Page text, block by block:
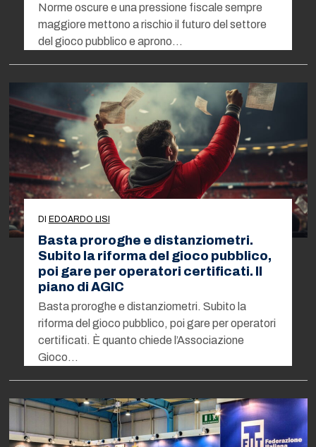
Norme oscure e una pressione fiscale sempre
maggiore mettono a rischio il futuro del settore
del gioco pubblico e aprono…
DI EDOARDO LISI
Basta proroghe e distanziometri.
Subito la riforma del gioco pubblico,
poi gare per operatori certificati. Il
piano di AGIC
Basta proroghe e distanziometri. Subito la
riforma del gioco pubblico, poi gare per operatori
certificati. È quanto chiede l’Associazione
Gioco…